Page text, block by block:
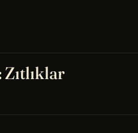
Zıtlıklar